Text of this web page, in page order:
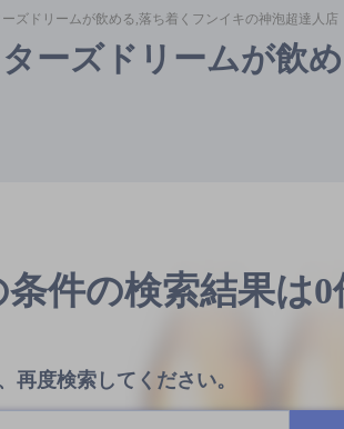
ズドリームが飲める,落ち着くフンイキの神泡超達人店
ーズドリームが飲
条件の検索結果は0
再度検索してください。